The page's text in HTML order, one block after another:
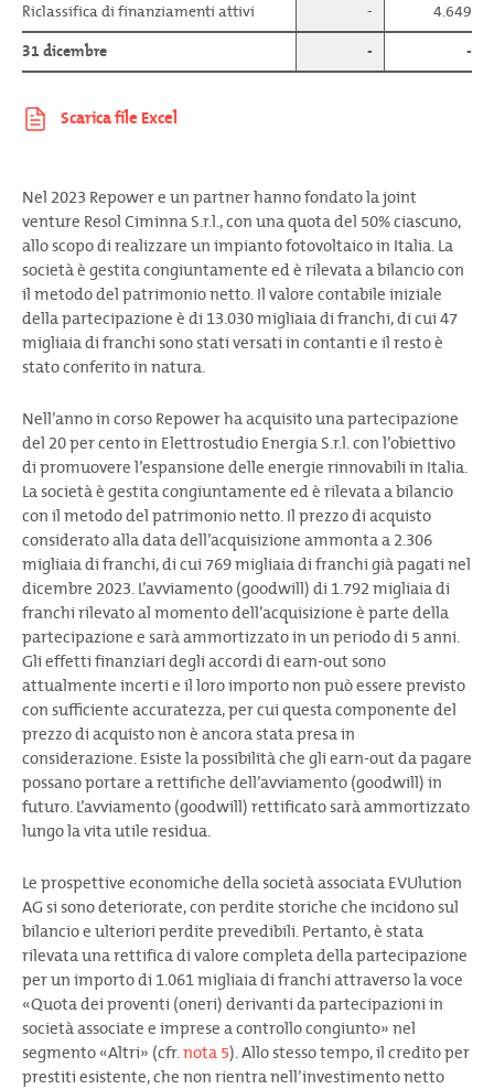
Riclassifica di finanziamenti attivi
-
4.649
31 dicembre
- -
Nel 2023 Repower e un partner hanno fondato la joint
venture Resol Ciminna S.r.l., con una quota del 50% ciascuno,
allo scopo di realizzare un impianto fotovoltaico in Italia. La
società è gestita congiuntamente ed è rilevata a bilancio con
il metodo del patrimonio netto. Il valore contabile iniziale
della partecipazione è di 13.030 migliaia di franchi, di cui 47
migliaia di franchi sono stati versati in contanti e il resto è
stato conferito in natura.
Nell’anno in corso Repower ha acquisito una partecipazione
del 20 per cento in Elettrostudio Energia S.r.l. con l’obiettivo
di promuovere l’espansione delle energie rinnovabili in Italia.
La società è gestita congiuntamente ed è rilevata a bilancio
con il metodo del patrimonio netto. Il prezzo di acquisto
considerato alla data dell’acquisizione ammonta a 2.306
migliaia di franchi, di cui 769 migliaia di franchi già pagati nel
dicembre 2023. L’avviamento (goodwill) di 1.792 migliaia di
franchi rilevato al momento dell’acquisizione è parte della
partecipazione e sarà ammortizzato in un periodo di 5 anni.
Gli effetti finanziari degli accordi di earn-out sono
attualmente incerti e il loro importo non può essere previsto
con sufficiente accuratezza, per cui questa componente del
prezzo di acquisto non è ancora stata presa in
considerazione. Esiste la possibilità che gli earn-out da pagare
possano portare a rettifiche dell’avviamento (goodwill) in
futuro. L’avviamento (goodwill) rettificato sarà ammortizzato
lungo la vita utile residua.
Le prospettive economiche della società associata EVUlution
AG si sono deteriorate, con perdite storiche che incidono sul
bilancio e ulteriori perdite prevedibili. Pertanto, è stata
rilevata una rettifica di valore completa della partecipazione
per un importo di 1.061 migliaia di franchi attraverso la voce
«Quota dei proventi (oneri) derivanti da partecipazioni in
società associate e imprese a controllo congiunto» nel
segmento «Altri» (cfr.nota 5). Allo stesso tempo, il credito per
prestiti esistente, che non rientra nell’investimento netto